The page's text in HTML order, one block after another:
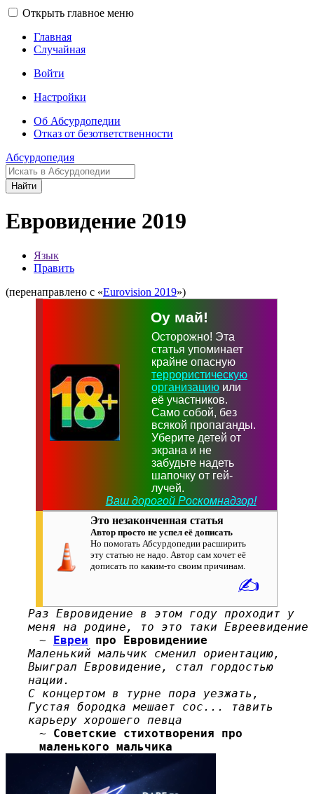
Открыть главное меню
Главная
Случайная
Войти
Настройки
Об Абсурдопедии
Отказ от безответственности
Абсурдопедия
Найти
Евровидение 2019
Язык
Править
(перенаправлено с «Eurovision 2019»)
Оу май!
Осторожно! Эта
статья упоминает
крайне опасную
террористическую
организациюили
её участников.
Само собой, без
всякой пропаганды.
Уберите детей от
экрана и не
забудьте надеть
шапочку от гей-
лучей.
Ваш дорогой Роскомнадзор!
Это незаконченная статья
Автор просто не успел её дописать
Но помогать Абсурдопедии расширить
эту статью не надо. Автор сам хочет её
дописать по каким-то своим причинам.
✍
Раз Евровидение в этом году проходит у
меня на родине, то это таки Евреевидение
~ Евреи про Евровидениие
Маленький мальчик сменил ориентацию,
Выиграл Евровидение, стал гордостью
нации.
С концертом в турне пора уезжать,
Густая бородка мешает сос... тавить
карьеру хорошего певца
~ Советские стихотворения про
маленького мальчика